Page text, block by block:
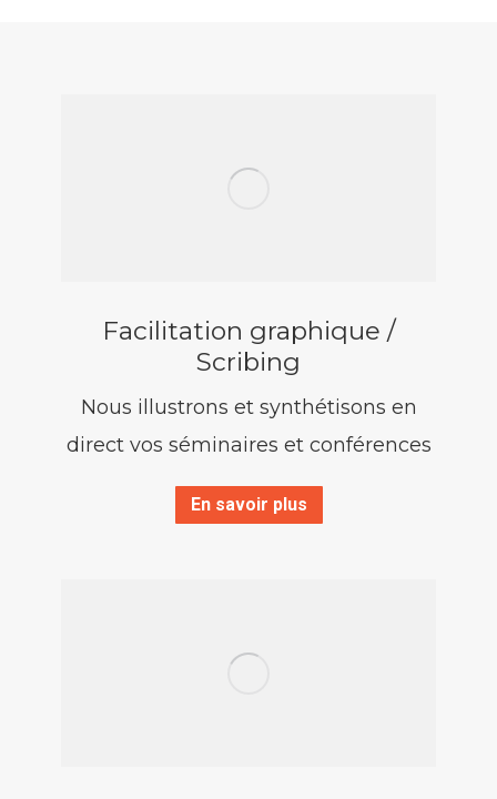
Facilitation graphique /
Scribing
Nous illustrons et synthétisons en
direct vos séminaires et conférences
En savoir plus